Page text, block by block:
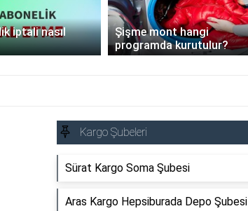
iptali nasıl
Şişme mont hangi
programda kurutulur?
Kargo Şubeleri
Sürat Kargo Soma Şubesi
Aras Kargo Hepsiburada Depo Şubesi